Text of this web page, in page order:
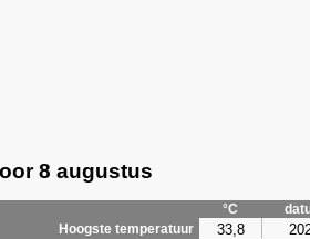
8 augustus
°C
Hoogste temperatuur
33,8